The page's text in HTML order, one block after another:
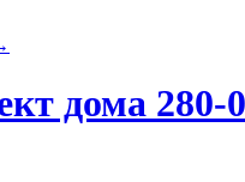
дома 280-